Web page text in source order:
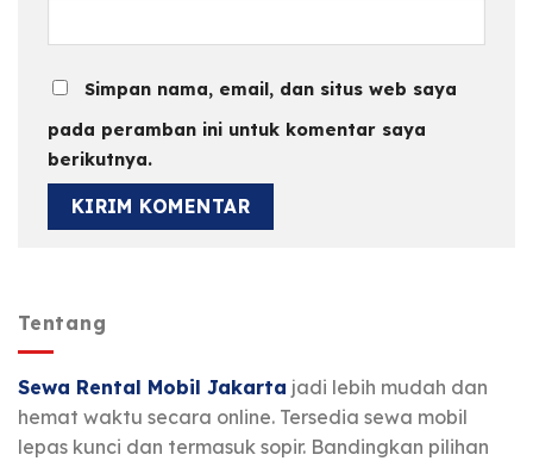
Simpan nama, email, dan situs web saya
pada peramban ini untuk komentar saya
berikutnya.
Tentang
Sewa Rental Mobil Jakarta jadi lebih mudah dan
hemat waktu secara online. Tersedia sewa mobil
lepas kunci dan termasuk sopir. Bandingkan pilihan